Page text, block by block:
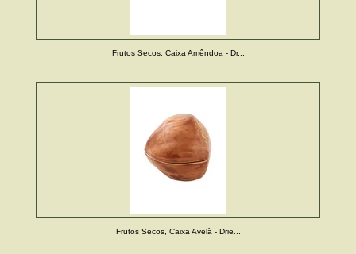
Frutos Secos, Caixa Amêndoa - Dr...
Frutos Secos, Caixa Avelã - Drie...